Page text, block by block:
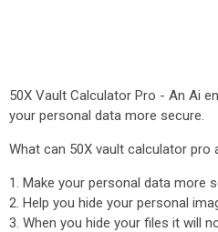
50X Vault Calculator Pro - An Ai
your personal data more secure.
What can 50X vault calculator pro
1. Make your personal data more
2. Help you hide your personal
3. When you hide your files it will